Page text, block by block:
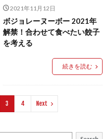
2021年11月12日
ボジョレーヌーボー 2021年
解禁！合わせて食べたい餃子
を考える
続きを読む
3 4 Next